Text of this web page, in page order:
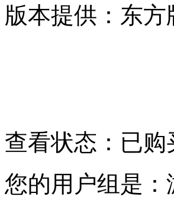
版本提供：东
查看状态：已购
您的用户组是：